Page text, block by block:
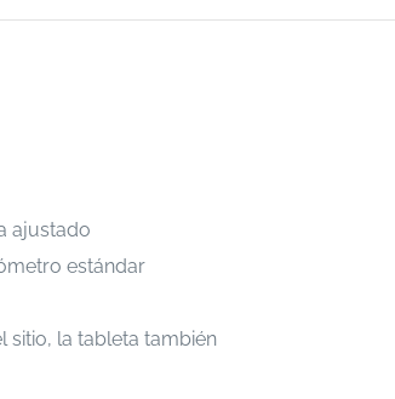
ajustado
estándar
sitio, la tableta también